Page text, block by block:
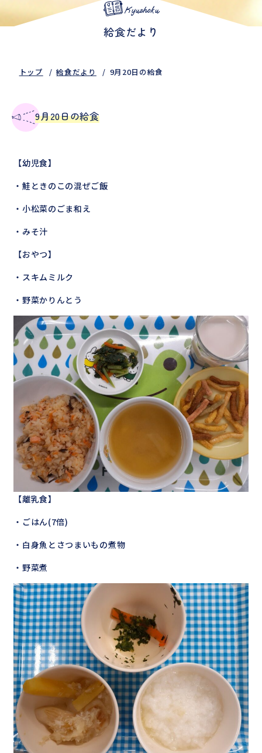
Kyushoku
給食だより
トップ 給食だより 9月20日の給食
9月20日の給食
【幼児食】
・鮭ときのこの混ぜご飯
・小松菜のごま和え
・みそ汁
【おやつ】
・スキムミルク
・野菜かりんとう
【離乳食】
・ごはん(7倍)
・白身魚とさつまいもの煮物
・野菜煮